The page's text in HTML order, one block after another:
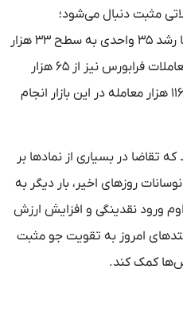
مثبت دنبال می‌شود؛
به‌طوری‌که شاخص کل فرابورس با رشد ۳۵ واحدی به سطح ۳۳ هزار
و ۲۷۶ واحد رسیده است. ارزش معاملات فرابورس نیز از ۶۵ هزار
میلیارد ریال فراتر رفته و بیش از ۱۱۶ هزار معامله در این بازار انجام
تقاضا در بسیاری از نمادها بر
روزهای اخیر، بار دیگر به
ورود نقدینگی و افزایش ارزش
امروز به تقویت جو مثبت
کمک کند.